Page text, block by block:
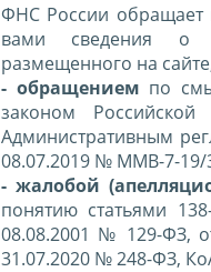
ФНС России обращает
вами сведения о
размещенного на
- обращением по
законом
Административным
08.07.2019 № ММВ-7-19/
- жалобой
понятию статьями
08.08.2001 № 129-ФЗ,
31.07.2020 № 248-ФЗ,